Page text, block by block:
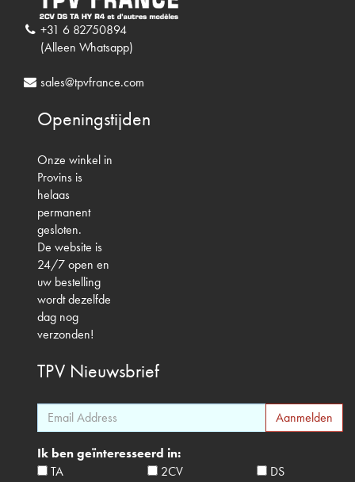
+31 6 82750894
(Alleen Whatsapp)
sales@tpvfrance.com
Openingstijden
Onze winkel in
Provins is
helaas
permanent
gesloten.
De website is
24/7 open en
uw bestelling
wordt dezelfde
dag nog
verzonden!
TPV Nieuwsbrief
Ik ben geïnteresseerd in:
TA
2CV DS